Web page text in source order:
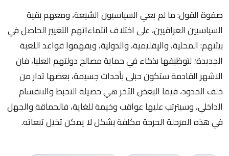
صفوة القول: ما لم يعي السياسيون الشيعة، ومعهم بقية
السياسيين العراقيين، على اختلاف انتماءاتهم التغيير الحاصل في
بيئتهم: المحلية، والإقليمية، والدولية، ويفهموا قواعد اللعبة
الجديدة؛ لتوظيفها بذكاء في حماية مصالح دولتهم العليا، فان
الاشهر القادمة ستكون حبلى بأحداث جسيمة، بعضها تدار من
خلف الحدود، فيما البعض الآخر هي حصيلة التخبط والانقسام
الداخلي، وسيترتب عليها عواقب وخيمة للغاية، فالحماقة والجهل
في هذه المرحلة الحرجة مكلفة بشكل لا يمكن تخيل تبعاته.